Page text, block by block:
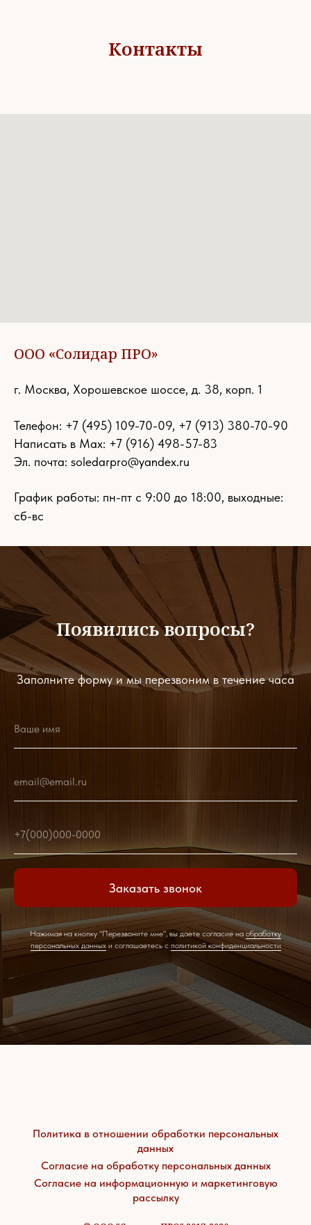
Контакты
ООО «Солидар ПРО»
г. Москва, Хорошевское шоссе, д. 38, корп. 1
Телефон: +7 (495) 109-70-09, +7 (913) 380-70-90
Написать в Max: +7 (916) 498-57-83
Эл. почта: soledarpro@yandex.ru
График работы: пн-пт с 9:00 до 18:00, выходные:
сб-вс
Появились вопросы?
Заполните форму и мы перезвоним в течение часа
Ваше имя
email@email.ru
+7(000)000-0000
Заказать звонок
Нажимая на кнопку "Перезвоните мне", вы даете согласие наобработку
персональных данныхи соглашаетесь c политикой конфиденциальности
Политика в отношении обработки персональных
данных
Согласие на обработку персональных данных
Согласие на информационную и маркетинговую
рассылку